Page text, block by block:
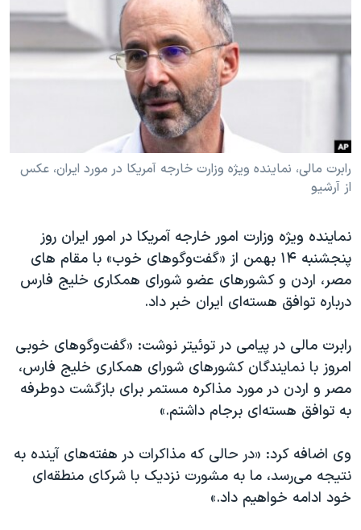
فرهنگ و زندگی
آرشیو پخش زنده
مستندها
انتخابات ریاست جمهوری آمریکا ۲۰۲۴
حمله جمهوری اسلامی به اسرائیل
مجموعه مستندهای دادخواهی
دادگاه حمید نوری
چهل سال گروگان‌گیری
قانون شفافیت دارائی کادر رهبری ایران
اسرائیل در جنگ
نرگس محمدی برنده جایزه نوبل صلح
همایش محافظه‌کاران آمریکا «سی‌پک»
صفحه‌های ویژه
سفر پرزیدنت ترامپ به چین
دنبال کنید
رابرت مالی، نماینده ویژه وزارت خارجه آمریکا در مورد ایران، عکس
از آرشیو
نماینده ویژه وزارت امور خارجه آمریکا در امور ایران روز
پنجشنبه ۱۴ بهمن از «گفت‌وگوهای خوب» با مقام های
مصر، اردن و کشورهای عضو شورای همکاری خلیج فارس
درباره توافق هسته‌ای ایران خبر داد.
رابرت مالی در پیامی در توئیتر نوشت: «گفت‌وگوهای خوبی
امروز با نمایندگان کشورهای شورای همکاری خلیج فارس،
مصر و اردن در مورد مذاکره مستمر برای بازگشت دوطرفه
به توافق هسته‌ای برجام داشتم.»
وی اضافه کرد: «در حالی که مذاکرات در هفته‌های آینده به
نتیجه می‌رسد، ما به مشورت نزدیک با شرکای منطقه‌ای
خود ادامه خواهیم داد.»